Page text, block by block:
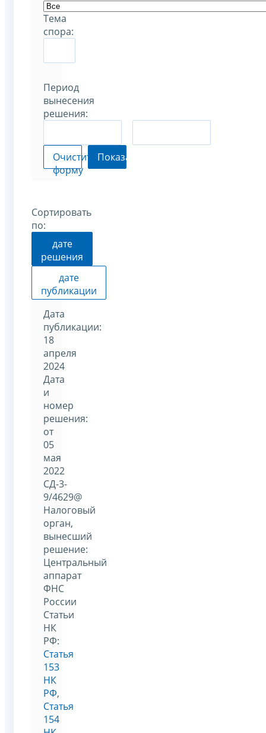
Тема
спора:
Период
вынесения
решения:
Очистить
форму
Показать
Сортировать
по:
дате
решения
дате
публикации
Дата
публикации:
18
апреля
2024
Дата
и
номер
решения:
от
05
мая
2022
СД-3-
9/4629@
Налоговый
орган,
вынесший
решение:
Центральный
аппарат
ФНС
России
Статьи
НК
РФ:
Статья
153
НК
РФ,
Статья
154